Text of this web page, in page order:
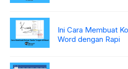
Ini Cara Membuat
Word dengan Rapi